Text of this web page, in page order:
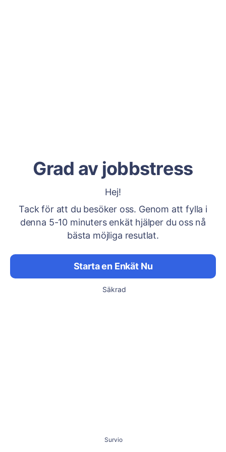
Grad av jobbstress
Hej!
Tack för att du besöker oss. Genom att fylla i
denna 5-10 minuters enkät hjälper du oss nå
bästa möjliga resutlat.
Starta en Enkät Nu
Säkrad
Survio